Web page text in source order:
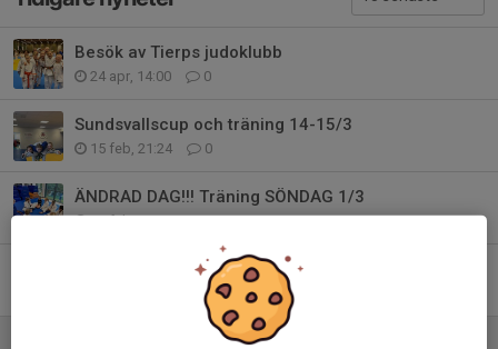
Besök av Tierps judoklubb
24 apr, 14:00 0
Sundsvallscup och träning 14-15/3
15 feb, 21:24 0
ÄNDRAD DAG!!! Träning SÖNDAG 1/3
11 feb, 15:30 0
Höstlov och gästtränare